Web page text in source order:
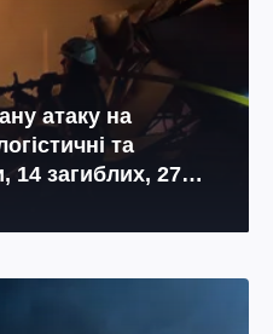
атаку на
та
14 загиблих, 27